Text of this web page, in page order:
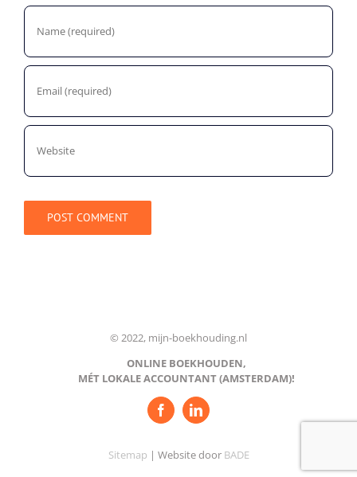
© 2022, mijn-boekhouding.nl
ONLINE BOEKHOUDEN,
MÉT LOKALE ACCOUNTANT (AMSTERDAM)!
Sitemap | Website door BADE